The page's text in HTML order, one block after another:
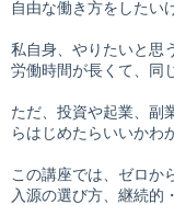
自由な働き方をしたい
私自身、やりたいと思
労働時間が長くて、同
ただ、投資や起業、副
らはじめたらいいかわ
この講座では、ゼロか
入源の選び方、継続的